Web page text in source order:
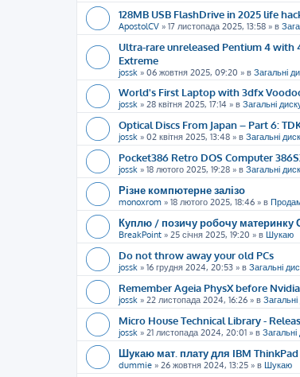
128MB USB FlashDrive in 2025 life
ApostolCV » 17 листопада 2025, 13:58 » в
Ultra-rare unreleased Pentium 4 with
Extreme
jossk » 06 жовтня 2025, 09:20 » в Загальні
World's First Laptop with 3dfx
jossk » 28 квітня 2025, 17:14 » в Загальні
Optical Discs From Japan – Part 6:
jossk » 02 квітня 2025, 13:48 » в Загальні
Pocket386 Retro DOS Computer
jossk » 18 лютого 2025, 19:28 » в Загальні
Різне компютерне залізо
monoxrom » 18 лютого 2025, 18:46 » в
Куплю / позичу робочу материнку
BreakPoint » 25 січня 2025, 19:20 » в Шукаю
Do not throw away your old PCs
jossk » 16 грудня 2024, 20:53 » в Загальні
Remember Ageia PhysX before
jossk » 22 листопада 2024, 16:26 » в Загальні
Micro House Technical Library -
jossk » 21 листопада 2024, 20:01 » в Загальні
Шукаю мат. плату для IBM ThinkPad
dummie » 26 жовтня 2024, 13:25 » в Шукаю